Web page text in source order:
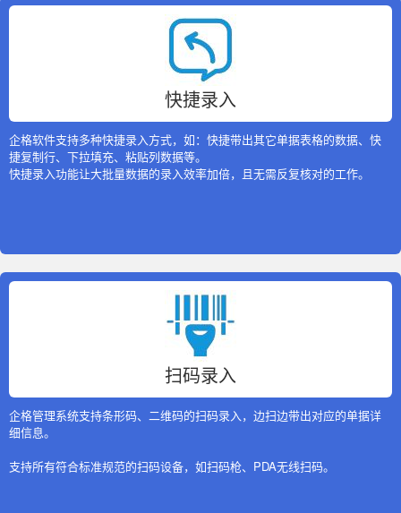
快捷录入
企格软件支持多种快捷录入方式，如：快捷带出其它单据表格的数据、快
捷复制行、下拉填充、粘贴列数据等。
快捷录入功能让大批量数据的录入效率加倍，且无需反复核对的工作。
扫码录入
企格管理系统支持条形码、二维码的扫码录入，边扫边带出对应的单据详
细信息。
支持所有符合标准规范的扫码设备，如扫码枪、PDA无线扫码。